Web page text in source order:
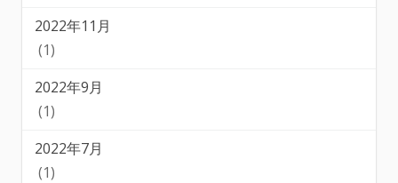
2022年11月
(1)
2022年9月
(1)
2022年7月
(1)